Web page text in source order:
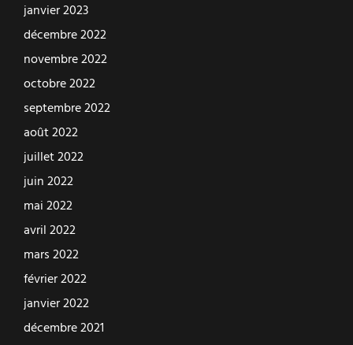
janvier 2023
décembre 2022
novembre 2022
octobre 2022
septembre 2022
août 2022
juillet 2022
juin 2022
mai 2022
avril 2022
mars 2022
février 2022
janvier 2022
décembre 2021